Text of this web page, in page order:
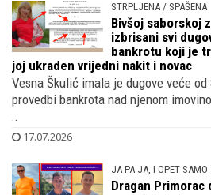
STRPLJENA / SPAŠENA
Bivšoj saborskoj
izbrisani svi
bankrotu koji je
joj ukraden vrijedni nakit i novac
Vesna Škulić imala je dugove veće
provedbi bankrota nad njenom
..
17.07.2026
JA PA JA, I OPET SAMO
Dragan Primorac